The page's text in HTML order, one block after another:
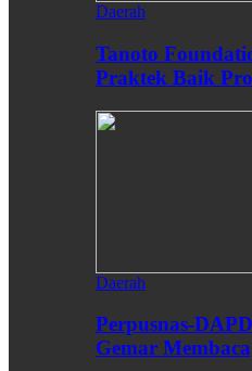
Daerah
Tanoto
Praktek Baik
Daerah
Perpusnas-
Gemar Membaca